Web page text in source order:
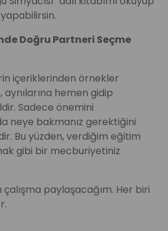
Doğru Partneri Seçme
içeriklerinden örnekler
hemen gidip
Sadece önemini
neye bakmanız gerektiğini
Bu yüzden, verdiğim eğitim
gibi bir mecburiyetiniz
çalışma paylaşacağım. Her biri